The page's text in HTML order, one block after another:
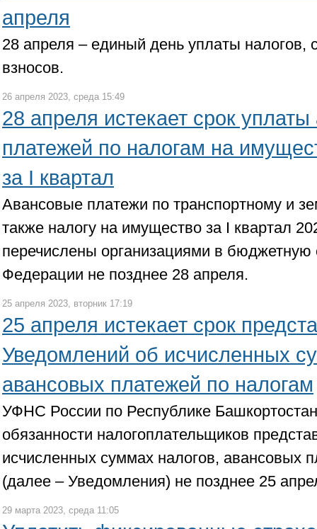
апреля
28 апреля – единый день уплаты налогов,
взносов.
26 апреля 2023, среда 15:49
28 апреля истекает срок
платежей по налогам на
за I квартал
Авансовые платежи по транспортному и
также налогу на имущество за I квартал
перечислены организациями в бюджетную
Федерации не позднее 28 апреля.
25 апреля 2023, вторник 17:19
25 апреля истекает срок
Уведомлений об исчисленных
авансовых платежей по налогам
УФНС России по Республике
обязанности налогоплательщиков
исчисленных суммах налогов, авансовых
(далее – Уведомления) не позднее 25
29 марта 2023, среда 11:05